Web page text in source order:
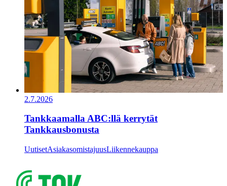
2.7.2026
Tankkaamalla ABC:llä kerrytät
Tankkausbonusta
UutisetAsiakasomistajuusLiikennekauppa